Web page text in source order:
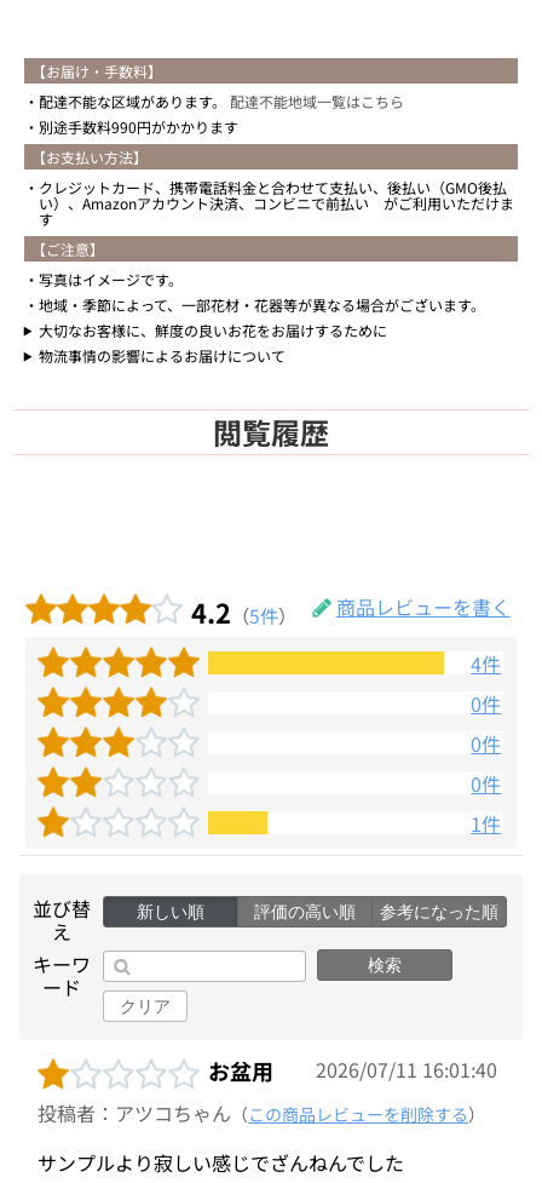
【お届け・手数料】
配達不能な区域があります。 配達不能地域一覧はこちら
別途手数料990円がかかります
【お支払い方法】
クレジットカード、携帯電話料金と合わせて支払い、後払い（GMO後払
い）、Amazonアカウント決済、コンビニで前払い がご利用いただけま
す
【ご注意】
写真はイメージです。
地域・季節によって、一部花材・花器等が異なる場合がございます。
大切なお客様に、鮮度の良いお花をお届けするために
物流事情の影響によるお届けについて
閲覧履歴
4.2 （5件）
商品レビューを書く
4件
0件
0件
0件
1件
並び替
え
新しい順 評価の高い順 参考になった順
キーワ
ード
検索
クリア
お盆用
2026/07/11 16:01:40
投稿者：アツコちゃん （この商品レビューを削除する）
サンプルより寂しい感じでざんねんでした